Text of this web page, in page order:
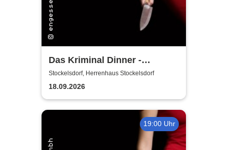
Das Kriminal Dinner -
Hauptkommissar Schröder
ermittelt
Stockelsdorf, Herrenhaus Stockelsdorf
18.09.2026
19:00 Uhr